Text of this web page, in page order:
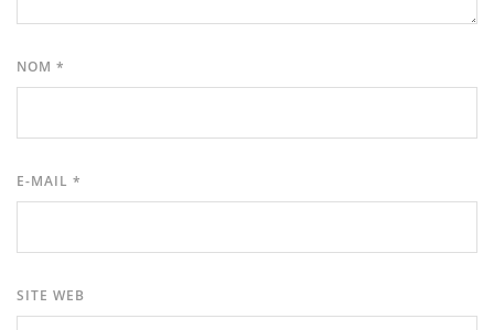
NOM *
E-MAIL *
SITE WEB